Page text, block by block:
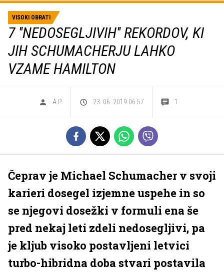
VISOKI OBRATI
7 ''NEDOSEGLJIVIH'' REKORDOV, KI
JIH SCHUMACHERJU LAHKO
VZAME HAMILTON
A.P. 23. 06. 2019 06.57 1
Čeprav je Michael Schumacher v svoji
karieri dosegel izjemne uspehe in so
se njegovi dosežki v formuli ena še
pred nekaj leti zdeli nedosegljivi, pa
je kljub visoko postavljeni letvici
turbo-hibridna doba stvari postavila